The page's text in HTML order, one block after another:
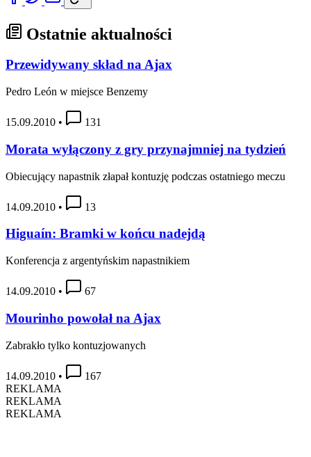
Ostatnie aktualności
Przewidywany skład na Ajax
Pedro León w miejsce Benzemy
15.09.2010 • 131
Morata wyłączony z gry przynajmniej na tydzień
Obiecujący napastnik złapał kontuzję podczas ostatniego meczu
14.09.2010 • 13
Higuaín: Bramki w końcu nadejdą
Konferencja z argentyńskim napastnikiem
14.09.2010 • 67
Mourinho powołał na Ajax
Zabrakło tylko kontuzjowanych
14.09.2010 •
167
REKLAMA
REKLAMA
REKLAMA